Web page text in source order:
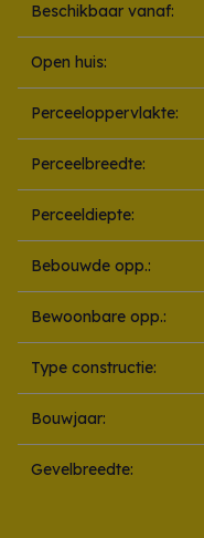
Beschikbaar vanaf:
Open huis:
Perceeloppervlakte:
Perceelbreedte:
Perceeldiepte:
Bebouwde opp.:
Bewoonbare opp.:
Type constructie:
Bouwjaar:
Gevelbreedte: